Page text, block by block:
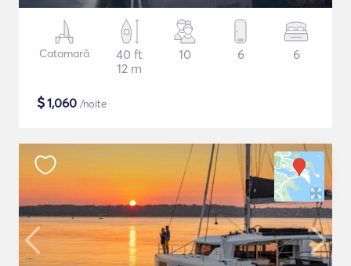
Catamarã
40 ft
12 m
10 6 6
$1,060 /noite